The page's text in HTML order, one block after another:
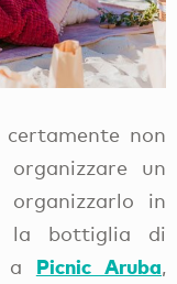
certamente non
un
organizzarlo in
la bottiglia di
a Picnic Aruba,